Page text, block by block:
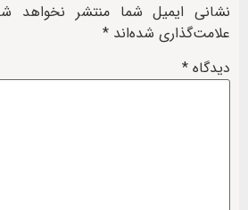
نشانی ایمیل شما منتشر نخواهد
علامت‌گذاری شده‌اند *
دیدگاه *